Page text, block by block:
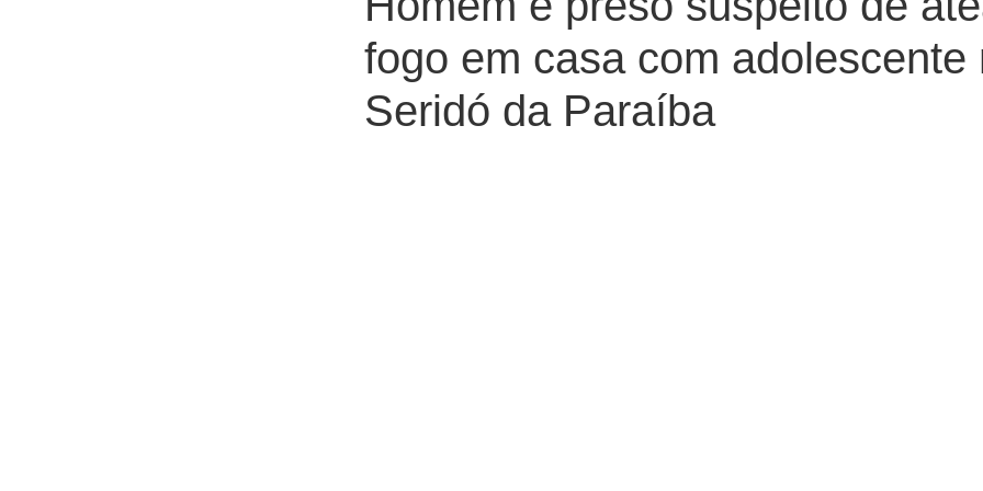
fogo em casa com adolescente
Seridó da Paraíba